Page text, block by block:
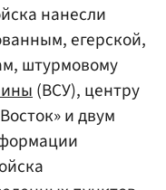
нанесли
егерской,
штурмовому
(ВСУ), центру
и двум